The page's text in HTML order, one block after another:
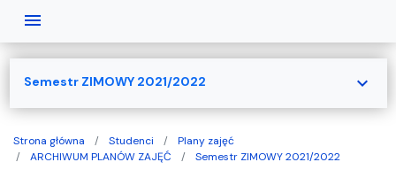
Strona główna Studenci
Plany zajęć
ARCHIWUM PLANÓW ZAJĘĆ
Semestr ZIMOWY 2021/2022
Semestr ZIMOWY 2021/2022 expand_more